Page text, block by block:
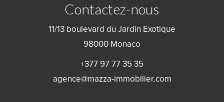
Contactez-nous
11/13 boulevard du Jardin Exotique
98000 Monaco
+377 97 77 35 35
agence@mazza-immobilier.com